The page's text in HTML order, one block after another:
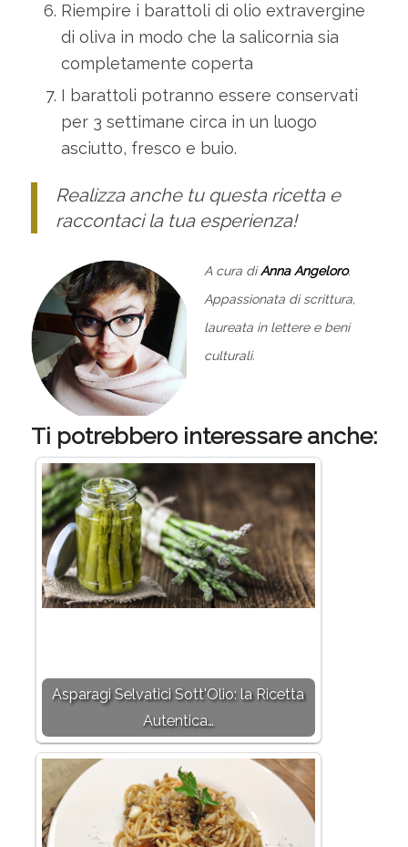
Riempire i barattoli di olio extravergine
di oliva in modo che la salicornia sia
completamente coperta
I barattoli potranno essere conservati
per 3 settimane circa in un luogo
asciutto, fresco e buio.
Realizza anche tu questa ricetta e
raccontaci la tua esperienza!
A cura diAnna Angeloro.
Appassionata di scrittura,
laureata in lettere e beni
culturali.
Ti potrebbero interessare anche:
Asparagi Selvatici Sott'Olio: la Ricetta
Autentica…